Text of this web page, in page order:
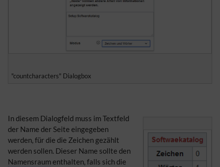
"countcharacters" Dialogbox
In diesem Dialogfeld muss im Textfeld
der Name der Seite eingegeben
werden, für die die Zeichen gezählt
werden sollen. Dieser Name sollte den
Namensraumenthalten, falls sich die